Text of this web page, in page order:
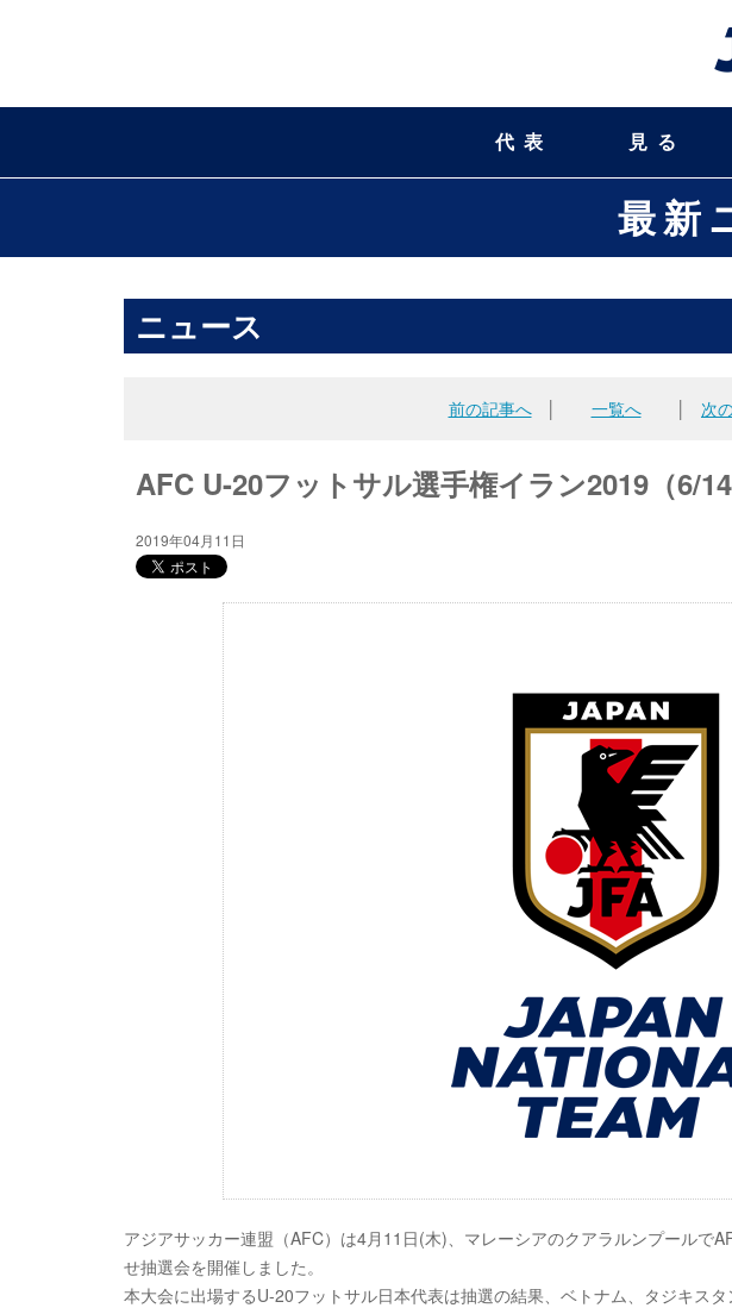
代表 見る
最新
ニュース
前の記事へ│ 一覧へ 次
AFC U-20フットサル選手権イラン2019（6/
2019年04月11日
アジアサッカー連盟（AFC）は4月11日(木)、マレーシアのクアラルンプールで
せ抽選会を開催しました。
本大会に出場するU-20フットサル日本代表は抽選の結果、ベトナム、タジキスタ